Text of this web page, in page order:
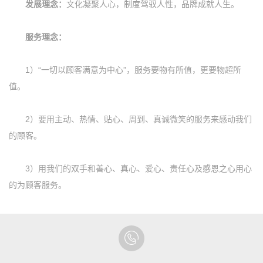
发展理念： 文化凝聚人心，制度驾驭人性，品牌成就人生。
服务理念：
1）“一切以顾客满意为中心”，服务要物有所值，更要物超所
值。
2）要用主动、热情、贴心、周到、真诚微笑的服务来感动我们
的顾客。
3）用我们的双手和善心、真心、爱心、责任心及感恩之心用心
的为顾客服务。